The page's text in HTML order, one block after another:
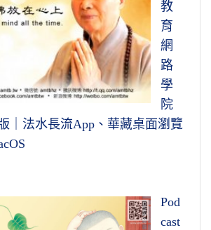
教
育
網
路
學
院
｜法水長流App、華藏桌面瀏覽
Pod
cast